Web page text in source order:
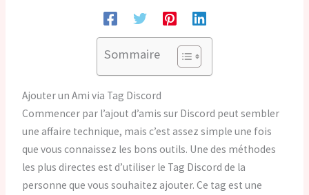
Sommaire
Ajouter un Ami via Tag Discord
Commencer par l’ajout d’amis sur Discord peut sembler
une affaire technique, mais c’est assez simple une fois
que vous connaissez les bons outils. Une des méthodes
les plus directes est d’utiliser le Tag Discord de la
personne que vous souhaitez ajouter. Ce tag est une